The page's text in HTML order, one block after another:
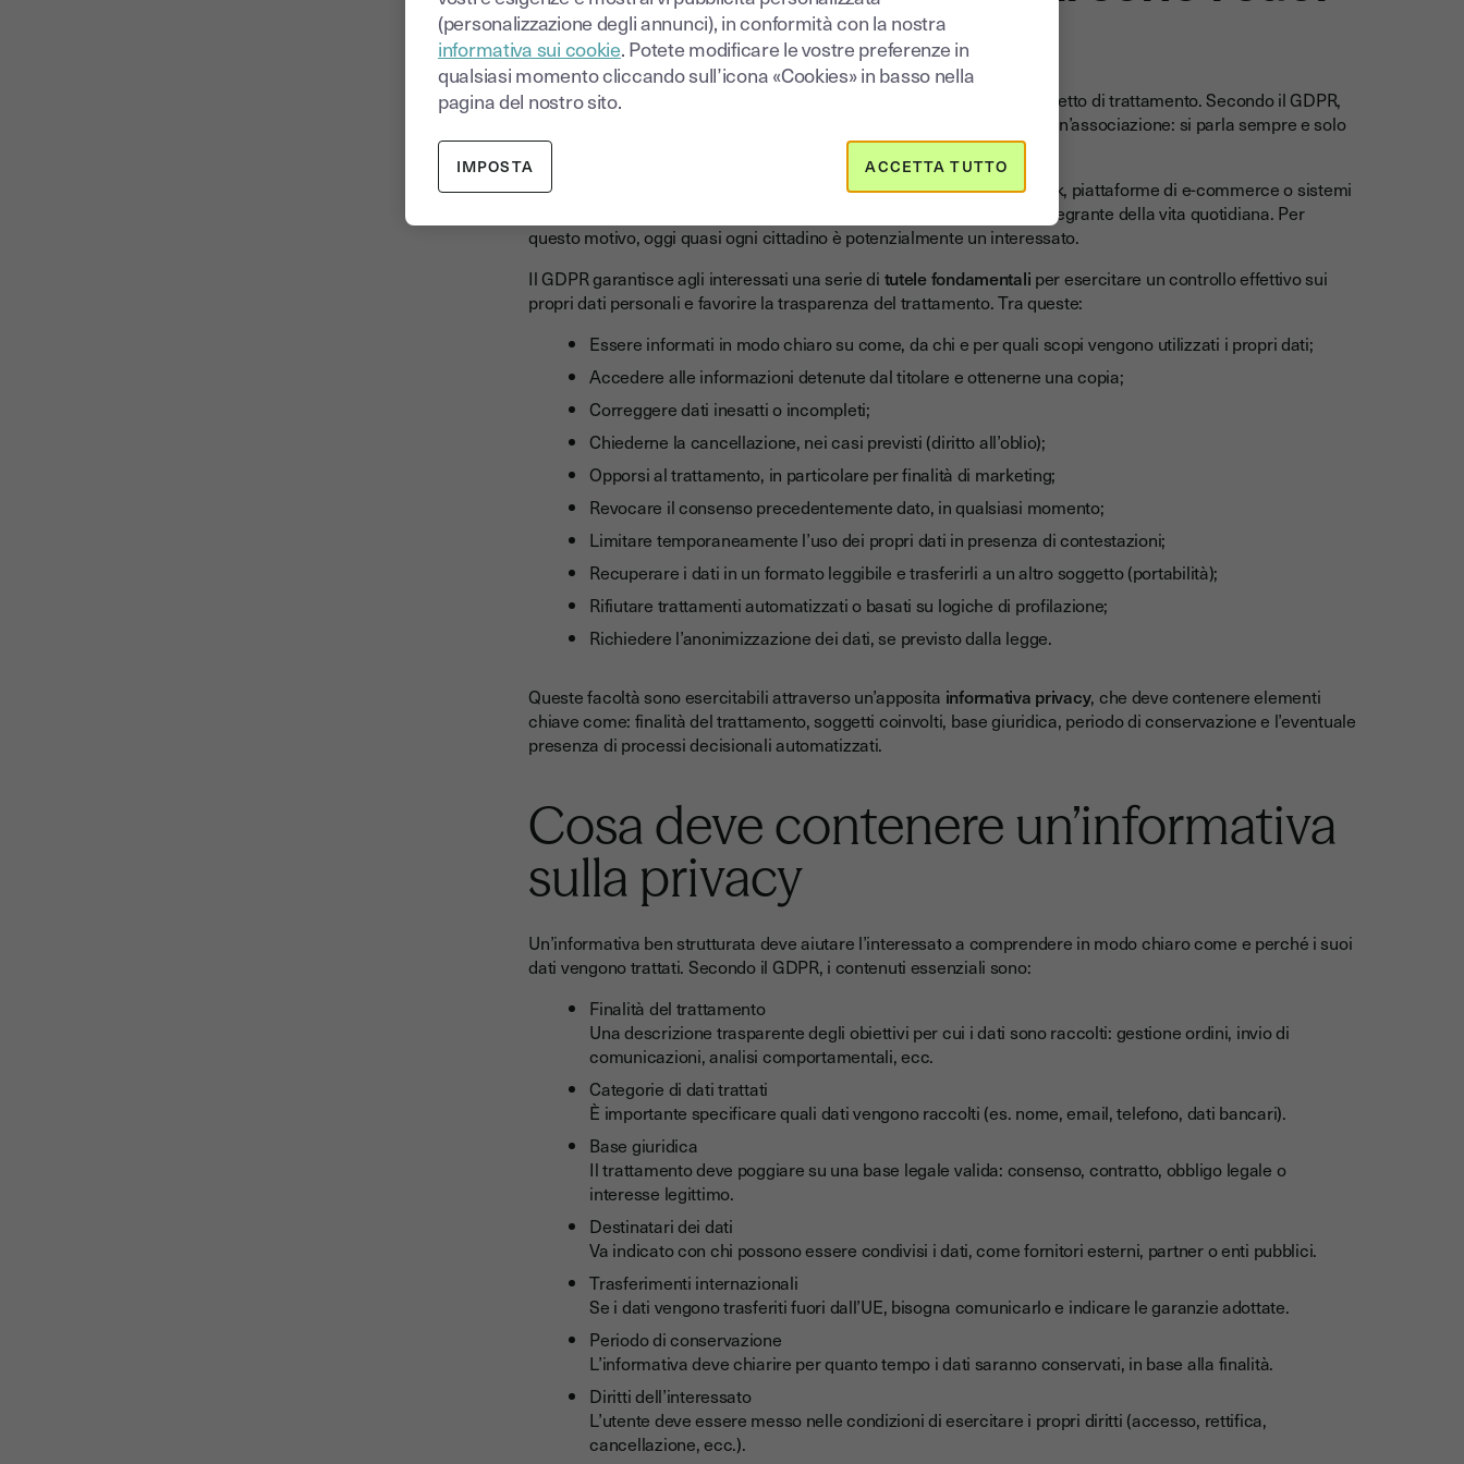
diritti
L’interessato è la persona fisica a cui si riferiscono i dati personali oggetto di trattamento. Secondo il GDPR,
questo ruolo non può essere ricoperto da una persona giuridica o da un’associazione: si parla sempre e solo
di individui.
Con la diffusione dei servizi digitali, come app di fitness, social network, piattaforme di e-commerce o sistemi
di videosorveglianza, il trattamento dei dati personali è ormai parte integrante della vita quotidiana. Per
questo motivo, oggi quasi ogni cittadino è potenzialmente un interessato.
Il GDPR garantisce agli interessati una serie di tutele fondamentali per esercitare un controllo effettivo sui
propri dati personali e favorire la trasparenza del trattamento. Tra queste:
Essere informati in modo chiaro su come, da chi e per quali scopi vengono utilizzati i propri dati;
Accedere alle informazioni detenute dal titolare e ottenerne una copia;
Correggere dati inesatti o incompleti;
Chiederne la cancellazione, nei casi previsti (diritto all’oblio);
Opporsi al trattamento, in particolare per finalità di marketing;
Revocare il consenso precedentemente dato, in qualsiasi momento;
Limitare temporaneamente l’uso dei propri dati in presenza di contestazioni;
Recuperare i dati in un formato leggibile e trasferirli a un altro soggetto (portabilità);
Rifiutare trattamenti automatizzati o basati su logiche di profilazione;
Richiedere l’anonimizzazione dei dati, se previsto dalla legge.
Queste facoltà sono esercitabili attraverso un’apposita informativa privacy, che deve contenere elementi
chiave come: finalità del trattamento, soggetti coinvolti, base giuridica, periodo di conservazione e l’eventuale
presenza di processi decisionali automatizzati.
Cosa deve contenere un’informativa
sulla privacy
Un’informativa ben strutturata deve aiutare l’interessato a comprendere in modo chiaro come e perché i suoi
dati vengono trattati. Secondo il GDPR, i contenuti essenziali sono:
Finalità del trattamento
Una descrizione trasparente degli obiettivi per cui i dati sono raccolti: gestione ordini, invio di
comunicazioni, analisi comportamentali, ecc.
Categorie di dati trattati
È importante specificare quali dati vengono raccolti (es. nome, email, telefono, dati bancari).
Base giuridica
Il trattamento deve poggiare su una base legale valida: consenso, contratto, obbligo legale o
interesse legittimo.
Destinatari dei dati
Va indicato con chi possono essere condivisi i dati, come fornitori esterni, partner o enti pubblici.
Trasferimenti internazionali
Se i dati vengono trasferiti fuori dall’UE, bisogna comunicarlo e indicare le garanzie adottate.
Periodo di conservazione
L’informativa deve chiarire per quanto tempo i dati saranno conservati, in base alla finalità.
Diritti dell’interessato
L’utente deve essere messo nelle condizioni di esercitare i propri diritti (accesso, rettifica,
cancellazione, ecc.).
(personalizzazione degli annunci), in conformità con la nostra
informativa sui cookie. Potete modificare le vostre preferenze in
qualsiasi momento cliccando sull’icona «Cookies» in basso nella
pagina del nostro sito.
IMPOSTA ACCETTA TUTTO